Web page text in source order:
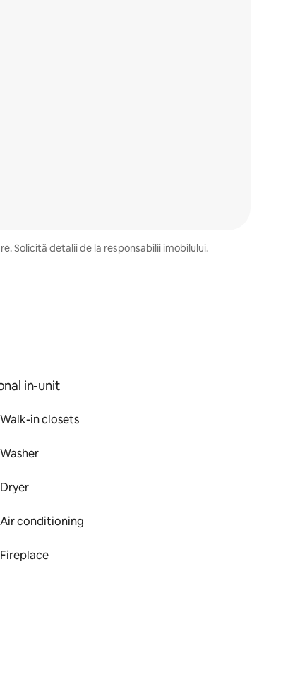
Solicită detalii de la responsabilii imobilului.
in-unit
Walk-in closets
Washer
Dryer
Air conditioning
Fireplace